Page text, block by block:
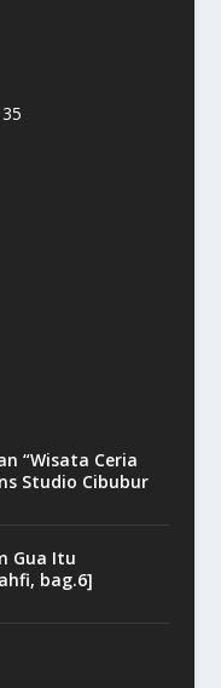
“Wisata Ceria
Studio Cibubur
Gua Itu
bag.6]